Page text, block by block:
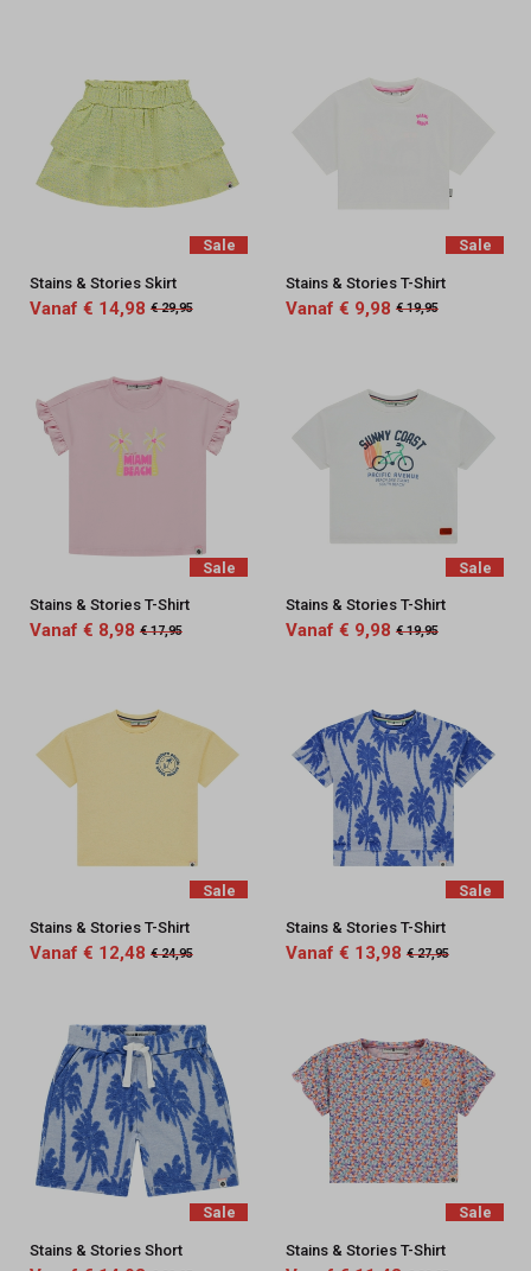
Sale
Stains & Stories Skirt
Vanaf € 14,98 € 29,95
Sale
Stains & Stories T-Shirt
Vanaf € 9,98 € 19,95
Sale
Stains & Stories T-Shirt
Vanaf € 8,98 € 17,95
Sale
Stains & Stories T-Shirt
Vanaf € 9,98 € 19,95
Sale
Stains & Stories T-Shirt
Vanaf € 12,48 € 24,95
Sale
Stains & Stories T-Shirt
Vanaf € 13,98 € 27,95
Sale
Stains & Stories Short
Sale
Stains & Stories T-Shirt